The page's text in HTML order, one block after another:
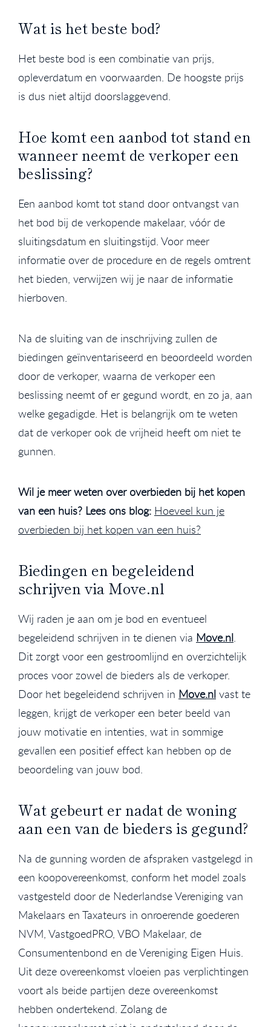
Wat is het beste bod?
Het beste bod is een combinatie van prijs,
opleverdatum en voorwaarden. De hoogste prijs
is dus niet altijd doorslaggevend.
Hoe komt een aanbod tot stand en
wanneer neemt de verkoper een
beslissing?
Een aanbod komt tot stand door ontvangst van
het bod bij de verkopende makelaar, vóór de
sluitingsdatum en sluitingstijd. Voor meer
informatie over de procedure en de regels omtrent
het bieden, verwijzen wij je naar de informatie
hierboven.
Na de sluiting van de inschrijving zullen de
biedingen geïnventariseerd en beoordeeld worden
door de verkoper, waarna de verkoper een
beslissing neemt of er gegund wordt, en zo ja, aan
welke gegadigde. Het is belangrijk om te weten
dat de verkoper ook de vrijheid heeft om niet te
gunnen.
Wil je meer weten over overbieden bij het kopen
van een huis? Lees ons blog: Hoeveel kun je
overbieden bij het kopen van een huis?
Biedingen en begeleidend
schrijven via Move.nl
Wij raden je aan om je bod en eventueel
begeleidend schrijven in te dienen via Move.nl.
Dit zorgt voor een gestroomlijnd en overzichtelijk
proces voor zowel de bieders als de verkoper.
Door het begeleidend schrijven in Move.nl vast te
leggen, krijgt de verkoper een beter beeld van
jouw motivatie en intenties, wat in sommige
gevallen een positief effect kan hebben op de
beoordeling van jouw bod.
Wat gebeurt er nadat de woning
aan een van de bieders is gegund?
Na de gunning worden de afspraken vastgelegd in
een koopovereenkomst, conform het model zoals
vastgesteld door de Nederlandse Vereniging van
Makelaars en Taxateurs in onroerende goederen
NVM, VastgoedPRO, VBO Makelaar, de
Consumentenbond en de Vereniging Eigen Huis.
Uit deze overeenkomst vloeien pas verplichtingen
voort als beide partijen deze overeenkomst
hebben ondertekend. Zolang de